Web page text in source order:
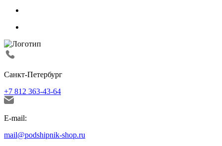
Санкт-Петербург
+7 812 363-43-64
E-mail:
mail@podshipnik-shop.ru